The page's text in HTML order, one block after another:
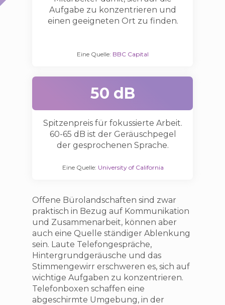
Offene Bürolandschaften sind zwar
praktisch in Bezug auf Kommunikation
und Zusammenarbeit, können aber
auch eine Quelle ständiger Ablenkung
sein. Laute Telefongespräche,
Hintergrundgeräusche und das
Stimmengewirr erschweren es, sich auf
wichtige Aufgaben zu konzentrieren.
Telefonboxen schaffen eine
abgeschirmte Umgebung, in der
Aufgabe zu konzentrieren und
einen geeigneten Ort zu finden.
Eine Quelle: BBC Capital
50 dB
Spitzenpreis für fokussierte Arbeit.
60-65 dB ist der Geräuschpegel
der gesprochenen Sprache.
Eine Quelle: University of California